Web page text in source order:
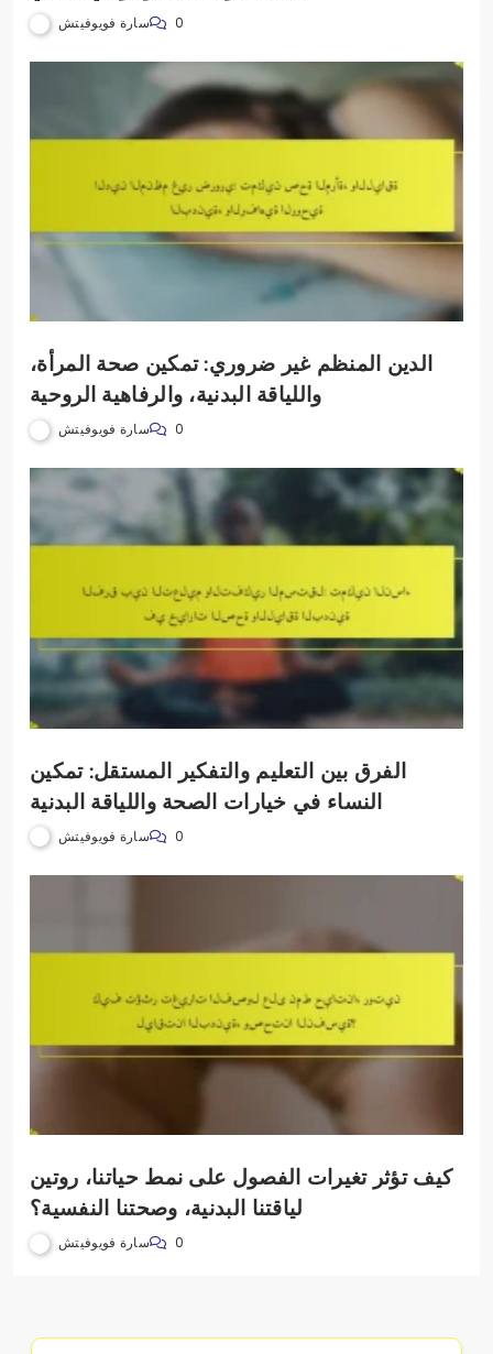
سارة فويوفيتش 0
الدين المنظم غير ضروري: تمكين صحة المرأة،
واللياقة البدنية، والرفاهية الروحية
سارة فويوفيتش 0
الفرق بين التعليم والتفكير المستقل: تمكين
النساء في خيارات الصحة واللياقة البدنية
سارة فويوفيتش 0
كيف تؤثر تغيرات الفصول على نمط حياتنا، روتين
لياقتنا البدنية، وصحتنا النفسية؟
سارة فويوفيتش 0